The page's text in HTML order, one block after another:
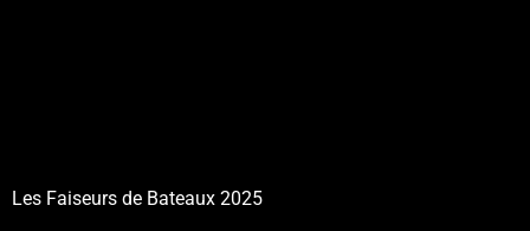
Les Faiseurs de Bateaux 2025